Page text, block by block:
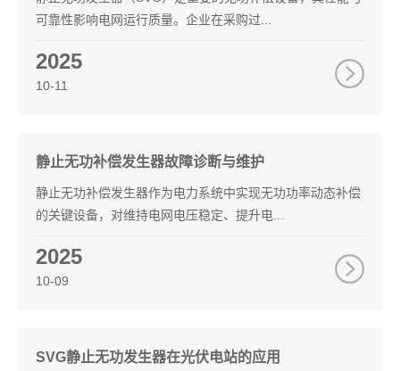
可靠性影响电网运行质量。企业在采购过...
2025
10-11
静止无功补偿发生器故障诊断与维护
静止无功补偿发生器作为电力系统中实现无功功率动态补偿
的关键设备，对维持电网电压稳定、提升电...
2025
10-09
SVG静止无功发生器在光伏电站的应用